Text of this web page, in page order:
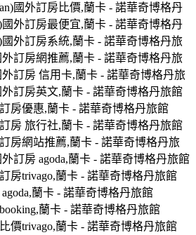
國外訂房比價,蘭卡 - 諾華奇博格丹
國外訂房最便宜,蘭卡 - 諾華奇博格丹
國外訂房系統,蘭卡 - 諾華奇博格丹旅
外訂房網推薦,蘭卡 - 諾華奇博格丹旅
外訂房 信用卡,蘭卡 - 諾華奇博格丹旅
外訂房英文,蘭卡 - 諾華奇博格丹旅館
訂房優惠,蘭卡 - 諾華奇博格丹旅館
訂房 旅行社,蘭卡 - 諾華奇博格丹旅館
訂房網站推薦,蘭卡 - 諾華奇博格丹旅
外訂房 agoda,蘭卡 - 諾華奇博格丹旅館
訂房trivago,蘭卡 - 諾華奇博格丹旅館
agoda,蘭卡 - 諾華奇博格丹旅館
booking,蘭卡 - 諾華奇博格丹旅館
比價trivago,蘭卡 - 諾華奇博格丹旅館